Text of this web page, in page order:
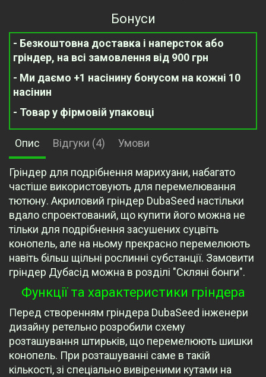
Бонуси
- Безкоштовна доставка і наперсток або
гріндер, на всі замовлення від 900 грн
- Ми даємо +1 насінину бонусом на кожні 10
насінин
- Товар у фірмовій упаковці
Опис Відгуки (4) Умови
Гріндер для подрібнення марихуани, набагато
частіше використовують для перемелювання
тютюну. Акриловий гріндер DubaSeed настільки
вдало спроектований, що купити його можна не
тільки для подрібнення засушених суцвіть
конопель, але на ньому прекрасно перемелюють
навіть більш щільні рослинні субстанції. Замовити
гріндер Дубасід можна в розділі "Скляні бонги".
Функції та характеристики гріндера
Перед створенням гріндера DubaSeed інженери
дизайну ретельно розробили схему
розташування штирьків, що перемелюють шишки
конопель. При розташуванні саме в такій
кількості, зі спеціально вивіреними кутами на